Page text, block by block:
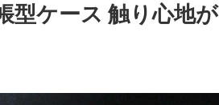
ケース 触り心地が